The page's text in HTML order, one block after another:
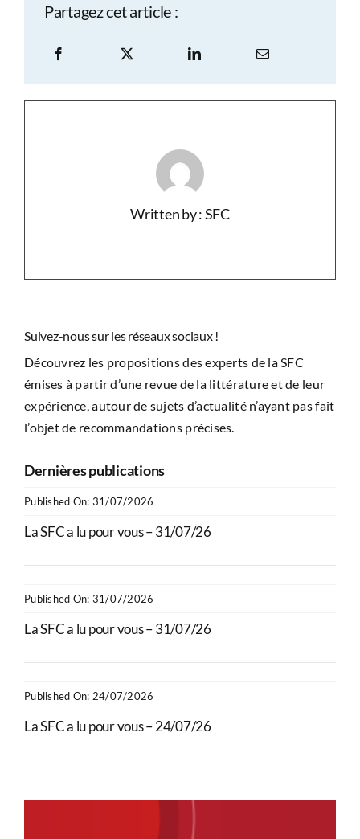
Suivez-nous sur les réseaux sociaux !
Découvrez les propositions des experts de la SFC
émises à partir d’une revue de la littérature et de leur
expérience, autour de sujets d’actualité n’ayant pas fait
l’objet de recommandations précises.
Dernières publications
Published On: 31/07/2026
La SFC a lu pour vous – 31/07/26
Published On: 31/07/2026
La SFC a lu pour vous – 31/07/26
Published On: 24/07/2026
La SFC a lu pour vous – 24/07/26
Partagez cet article :
Written by : SFC